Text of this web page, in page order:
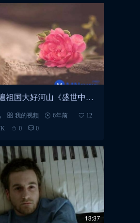
祖国大好河山《盛世中
我的视频 6年前
12
0 0
13:37